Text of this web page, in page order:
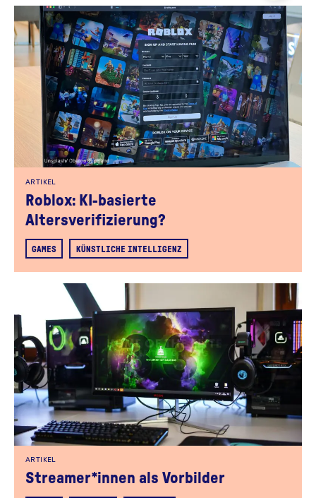
ARTIKEL
Roblox: KI-basierte
Altersverifizierung?
GAMES KÜNSTLICHE INTELLIGENZ
ARTIKEL
Streamer*innen als Vorbilder